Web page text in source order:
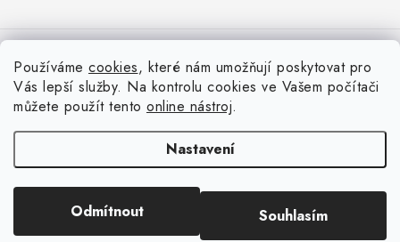
Používáme cookies, které nám umožňují poskytovat pro
Vás lepší služby. Na kontrolu cookies ve Vašem počítači
můžete použít tento online nástroj.
Nastavení
Odmítnout Souhlasím
á
Doprava
Oblíbené ♥️
Hodnocení obchodu
Nepřehlédněte
Blog s nápady a návody
Slovník pojmů, české návody
Reklamace a vrácení zboží
Vytvořil Shoptet
. Všechna práva vyhrazena.Upravit nastavení